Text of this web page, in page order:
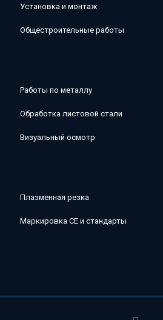
Установка и монтаж
Общестроительные работы
Работы по металлу
Обработка листовой стали
Визуальный осмотр
Плазменная резка
Маркировка CE и стандарты